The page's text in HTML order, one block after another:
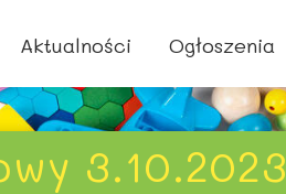
Aktualności Ogłoszenia
3.10.2023